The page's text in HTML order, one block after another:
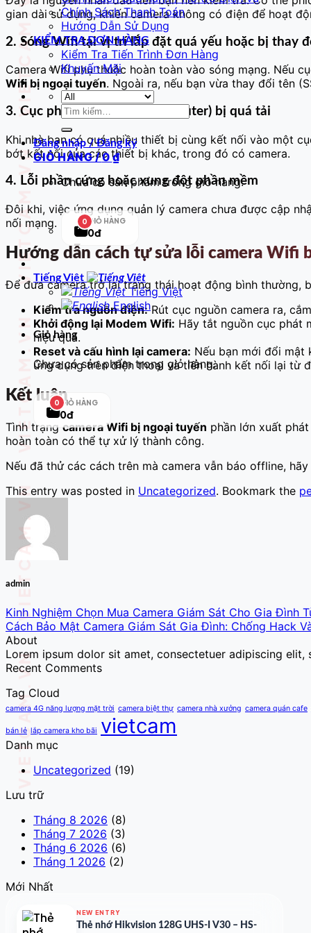
Chính Sách Thanh Toán
Hướng Dẫn Sử Dụng
KIỂM TRA ĐƠN HÀNG
Kiểm Tra Tiến Trình Đơn Hàng
Khuyến Mãi
Tìm
Đăng nhập / Đăng ký
GIỎ HÀNG /0₫
Chưa có sản phẩm trong giỏ hàng.
0 GIỎ HÀNG
0đ
Tiếng Việt
Tiếng Việt
English
Giỏ hàng
Chưa có sản phẩm trong giỏ hàng.
0 GIỎ HÀNG
0đ
gian dài sử dụng, khiến camera không có điện để hoạt
2. Sóng Wifi tại vị trí lắp đặt quá yếu hoặc bị thay
Camera Wifi phụ thuộc hoàn toàn vào sóng mạng. Nếu
Wifi bị ngoại tuyến. Ngoài ra, nếu bạn vừa thay đổi tên
3. Cục phát mạng (Modem/Router) bị quá tải
Khi nhà bạn có quá nhiều thiết bị cùng kết nối vào một
bớt kết nối của các thiết bị khác, trong đó có camera.
4. Lỗi phần cứng hoặc xung đột phần mềm
Đôi khi, việc ứng dụng quản lý camera chưa được cập
nối mạng.
Hướng dẫn cách tự sửa lỗi camera Wifi
Để đưa camera trở lại trạng thái hoạt động bình thường,
Kiểm tra nguồn điện:Rút cục nguồn camera ra,
Khởi động lại Modem Wifi: Hãy tắt nguồn cục phát
hiệu quả.
Reset và cấu hình lại camera: Nếu bạn mới đổi mật
ứng dụng trên điện thoại và tiến hành kết nối lại từ
Kết luận
Tình trạng camera Wifi bị ngoại tuyến phần lớn xuất
hoàn toàn có thể tự xử lý thành công.
Nếu đã thử các cách trên mà camera vẫn báo offline,
This entry was posted in Uncategorized. Bookmark the
admin
Kinh Nghiệm Chọn Mua Camera Giám Sát Cho Gia Đình
Cách Bảo Mật Camera Giám Sát Gia Đình: Chống Hack
About
Lorem ipsum dolor sit amet, consectetuer adipiscing
Recent Comments
Tag Cloud
camera 4G năng lượng mặt trời camera biệt thự camera nhà xưởng camera quán cafe
bán lẻ lắp camera kho bãi vietcam
Danh mục
Uncategorized (19)
Lưu trữ
Tháng 8 2026 (8)
Tháng 7 2026 (3)
Tháng 6 2026 (6)
Tháng 1 2026 (2)
Mới Nhất
NEW ENTRY
Thẻ nhớ Hikvision 128G UHS-I V30 – HS-
VIETCAM.VN VIETCAM.VN VIETCAM.VN VIETCAM.VN VIETCAM.VN VIETCAM.VN